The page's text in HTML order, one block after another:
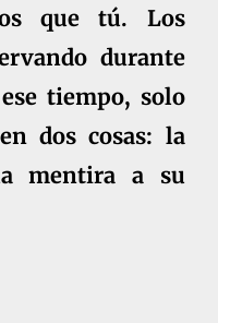
que tú. Los
durante
tiempo, solo
dos cosas: la
mentira a su